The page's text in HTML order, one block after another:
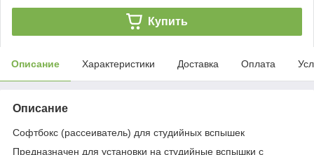
Купить
Описание Характеристики Доставка Оплата
Описание
Софтбокс (рассеиватель) для студийных вспышек
Предназначен для установки на студийные вспышки с